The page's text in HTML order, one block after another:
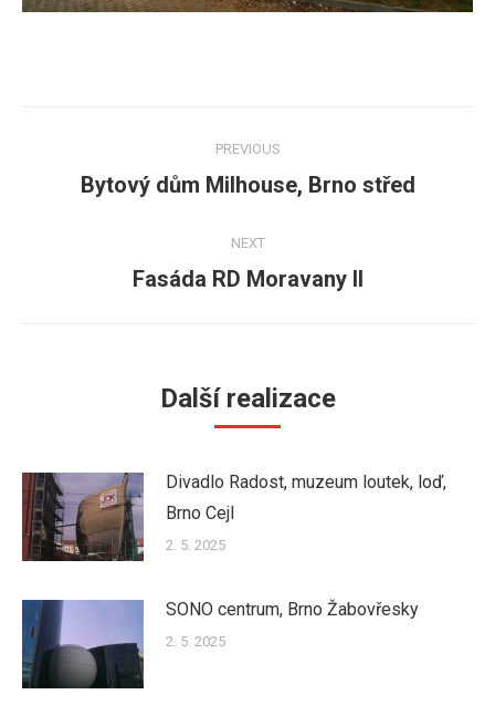
navigation
PREVIOUS
Previous
Bytový dům Milhouse, Brno střed
NEXT
Next
Fasáda RD Moravany II
Další realizace
Divadlo Radost, muzeum loutek, loď,
Brno Cejl
2. 5. 2025
SONO centrum, Brno Žabovřesky
2. 5. 2025